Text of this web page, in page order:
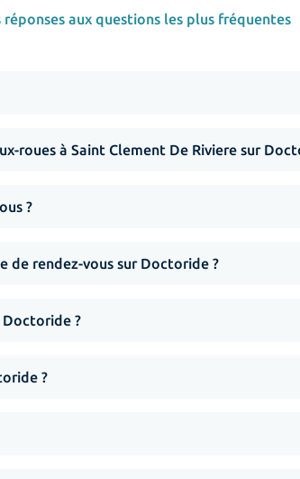
réponses aux questions les plus fréquentes
roues à Saint Clement De Riviere sur
?
de rendez-vous sur Doctoride ?
Doctoride ?
?